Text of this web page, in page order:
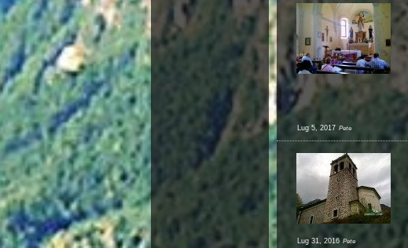
Lug 5, 2017 Pete
Lug 31, 2016 Pete